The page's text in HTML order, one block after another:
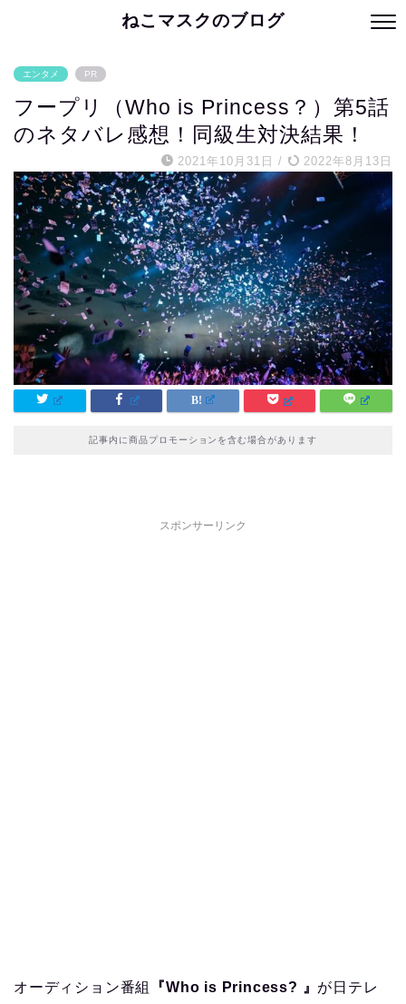
ねこマスクのブログ
エンタメ PR
フープリ（Who is Princess？）第5話
のネタバレ感想！同級生対決結果！
2021年10月31日 / 2022年8月13日
記事内に商品プロモーションを含む場合があります
スポンサーリンク
オーディション番組 『Who is Princess? 』 が日テレ